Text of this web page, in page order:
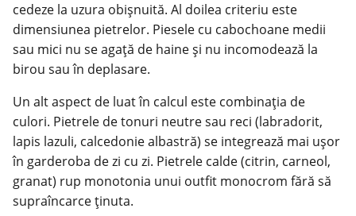
cedeze la uzura obișnuită. Al doilea criteriu este
dimensiunea pietrelor. Piesele cu cabochoane medii
sau mici nu se agață de haine și nu incomodează la
birou sau în deplasare.
Un alt aspect de luat în calcul este combinația de
culori. Pietrele de tonuri neutre sau reci (labradorit,
lapis lazuli, calcedonie albastră) se integrează mai ușor
în garderoba de zi cu zi. Pietrele calde (citrin, carneol,
granat) rup monotonia unui outfit monocrom fără să
supraîncarce ținuta.